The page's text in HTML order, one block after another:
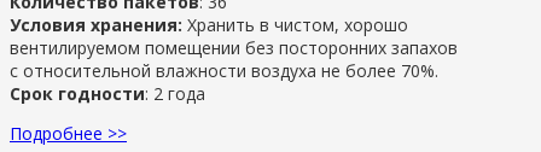
Условия хранения: Хранить в чистом, хорошо
вентилируемом помещении без посторонних запахов
с относительной влажности воздуха не более 70%.
Срок годности: 2 года
Подробнее >>